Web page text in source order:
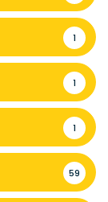
1
1
1
59